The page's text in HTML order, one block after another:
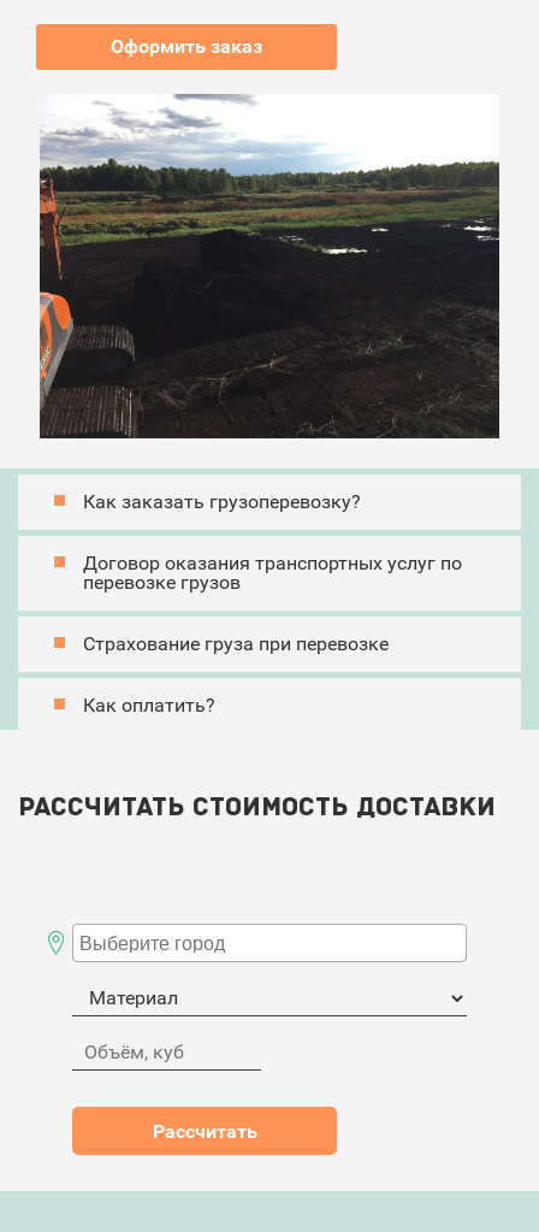
Оформить заказ
Как заказать грузоперевозку?
Договор оказания транспортных услуг по
перевозке грузов
Страхование груза при перевозке
Как оплатить?
Рассчитать стоимость доставки